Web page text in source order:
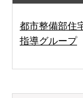
都市整備部住
指導グループ